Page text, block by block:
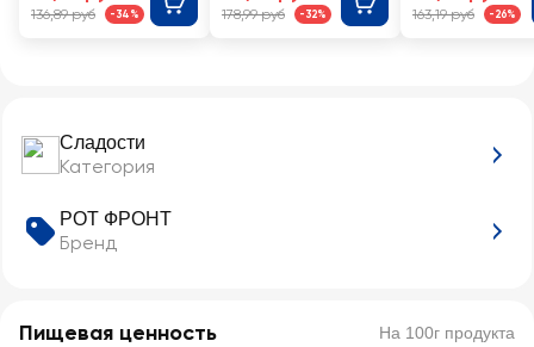
Сладости
Категория
РОТ ФРОНТ
Бренд
Пищевая ценность На 100г продукта
136,89 руб -34% 178,99 руб -32% 163,19 руб -26%